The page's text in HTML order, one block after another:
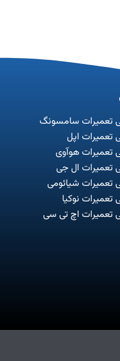
تعمیرات سامسونگ
تعمیرات اپل
تعمیرات هوآوی
تعمیرات ال جی
تعمیرات شیائومی
تعمیرات نوکیا
تعمیرات اچ تی سی